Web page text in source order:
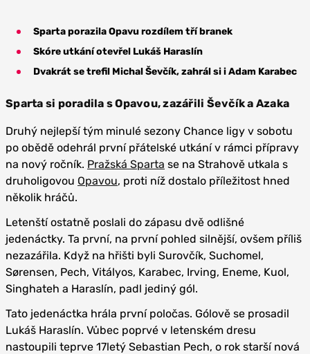
Sparta porazila Opavu rozdílem tří branek
Skóre utkání otevřel Lukáš Haraslín
Dvakrát se trefil Michal Ševčík, zahrál si i Adam Karabec
Sparta si poradila s Opavou, zazářili Ševčík a Azaka
Druhý nejlepší tým minulé sezony Chance ligy v sobotu
po obědě odehrál první přátelské utkání v rámci přípravy
na nový ročník. Pražská Sparta se na Strahově utkala s
druholigovou Opavou, proti níž dostalo příležitost hned
několik hráčů.
Letenští ostatně poslali do zápasu dvě odlišné
jedenáctky. Ta první, na první pohled silnější, ovšem příliš
nezazářila. Když na hřišti byli Surovčík, Suchomel,
Sørensen, Pech, Vitályos, Karabec, Irving, Eneme, Kuol,
Singhateh a Haraslín, padl jediný gól.
Tato jedenáctka hrála první poločas. Gólově se prosadil
Lukáš Haraslín. Vůbec poprvé v letenském dresu
nastoupili teprve 17letý Sebastian Pech, o rok starší nová